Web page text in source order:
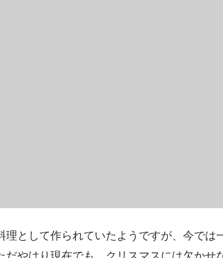
として作られていたようですが、今では
やはり現在でも、クリスマスには欠かせ